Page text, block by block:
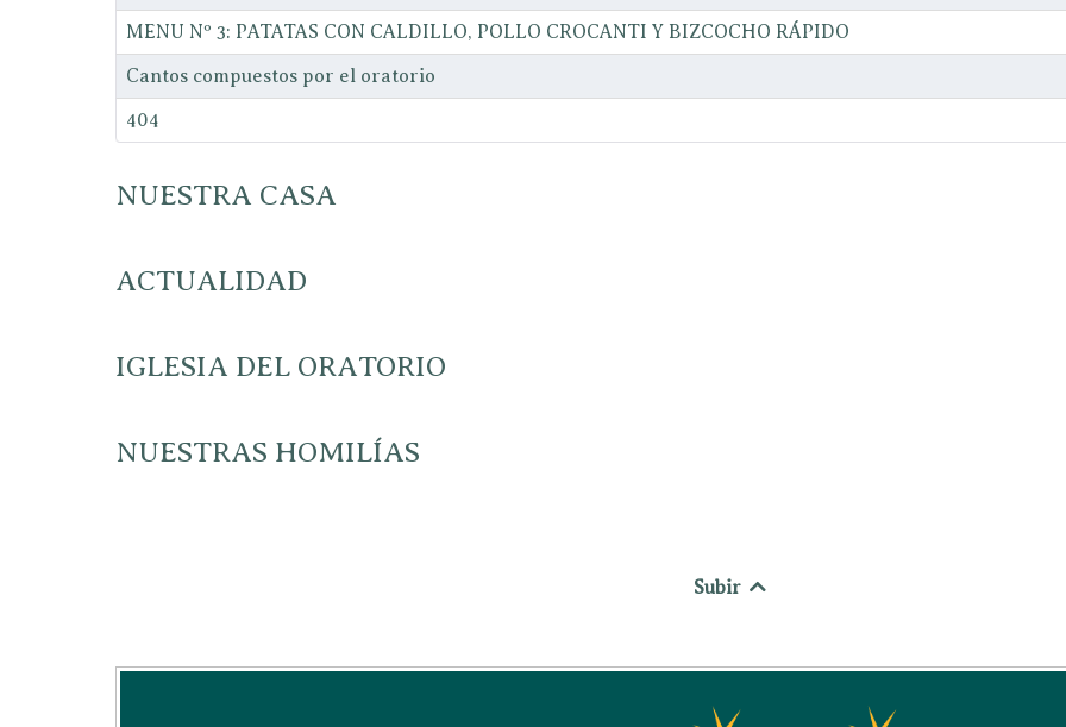
MENU Nº 3: PATATAS CON CALDILLO, POLLO CROCANTI Y BIZCOCHO RÁPIDO
Cantos compuestos por el oratorio
404
NUESTRA CASA
ACTUALIDAD
IGLESIA DEL ORATORIO
NUESTRAS HOMILÍAS
Subir